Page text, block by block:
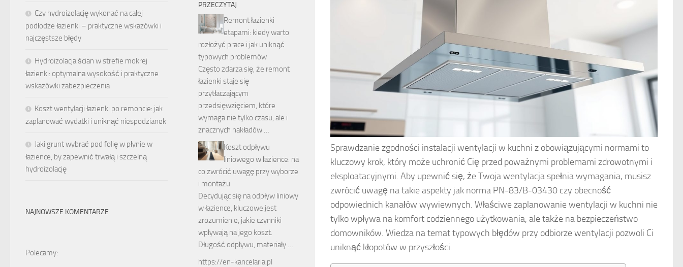
Sprawdzanie zgodności instalacji wentylacji w kuchni z obowiązującymi normami to
kluczowy krok, który może uchronić Cię przed poważnymi problemami zdrowotnymi i
eksploatacyjnymi. Aby upewnić się, że Twoja wentylacja spełnia wymagania, musisz
zwrócić uwagę na takie aspekty jak norma PN-83/B-03430 czy obecność
odpowiednich kanałów wywiewnych. Właściwe zaplanowanie wentylacji w kuchni nie
tylko wpływa na komfort codziennego użytkowania, ale także na bezpieczeństwo
domowników. Wiedza na temat typowych błędów przy odbiorze wentylacji pozwoli Ci
uniknąć kłopotów w przyszłości.
Czy hydroizolację wykonać na całej
podłodze łazienki – praktyczne wskazówki i
najczęstsze błędy
Hydroizolacja ścian w strefie mokrej
łazienki: optymalna wysokość i praktyczne
wskazówki zabezpieczenia
Koszt wentylacji łazienki po remoncie: jak
zaplanować wydatki i uniknąć niespodzianek
Jaki grunt wybrać pod folię w płynie w
łazience, by zapewnić trwałą i szczelną
hydroizolację
NAJNOWSZE KOMENTARZE
Polecamy:
PRZECZYTAJ
Remont łazienki
etapami: kiedy warto
rozłożyć prace i jak uniknąć
typowych problemów
Często zdarza się, że remont
łazienki staje się
przytłaczającym
przedsięwzięciem, które
wymaga nie tylko czasu, ale i
znacznych nakładów …
Koszt odpływu
liniowego w łazience: na
co zwrócić uwagę przy wyborze
i montażu
Decydując się na odpływ liniowy
w łazience, kluczowe jest
zrozumienie, jakie czynniki
wpływają na jego koszt.
Długość odpływu, materiały …
https://en-kancelaria.pl